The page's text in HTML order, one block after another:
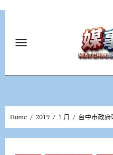
Home 2019 1 月 台中市政